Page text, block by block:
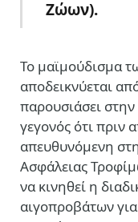
Ζώων).
Το μαϊμούδισμα
αποδεικνύεται
παρουσιάσει
γεγονός ότι πριν
απευθυνόμενη
Ασφάλειας
να κινηθεί η
αιγοπροβάτων